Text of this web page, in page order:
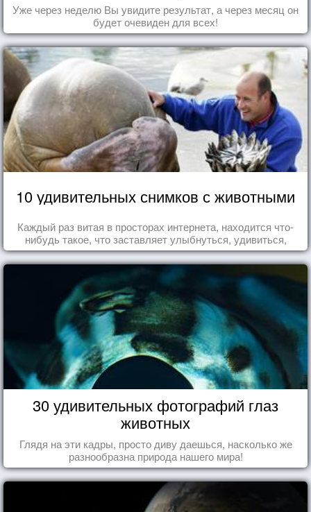
Уже через неделю Вы увидите результат, а через месяц он
будет очевиден для всех!
10 удивительных снимков с животными
Каждый раз витая в просторах интернета, находится что-
нибудь такое, что заставляет улыбнуться, удивиться,
восхититься...
30 удивительных фотографий глаз
животных
Глядя на эти кадры, просто диву даешься, насколько же
разнообразна природа нашего мира!